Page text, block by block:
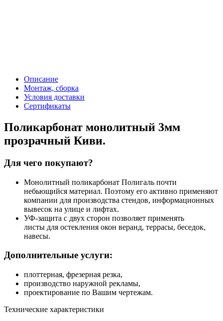
Описание
Монтаж, сборка
Условия доставки
Сертификаты
Поликарбонат монолитный 3мм
прозрачный Киви.
Для чего покупают?
Монолитный поликарбонат Полигаль почти
небьющийся материал. Поэтому его активно применяют
компании для производства стендов, информационных
вывесок на улице и лифтах.
УФ-защита с двух сторон позволяет применять
листы для остекления окон веранд, террасы, беседок,
навесы.
Дополнительные услуги:
плоттерная, фрезерная резка,
производство наружной рекламы,
проектирование по Вашим чертежам.
Технические характеристики